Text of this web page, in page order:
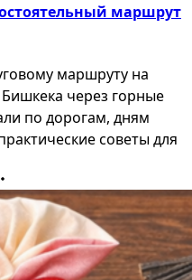
маршрут
маршруту на
через горные
по дорогам, дням
советы для